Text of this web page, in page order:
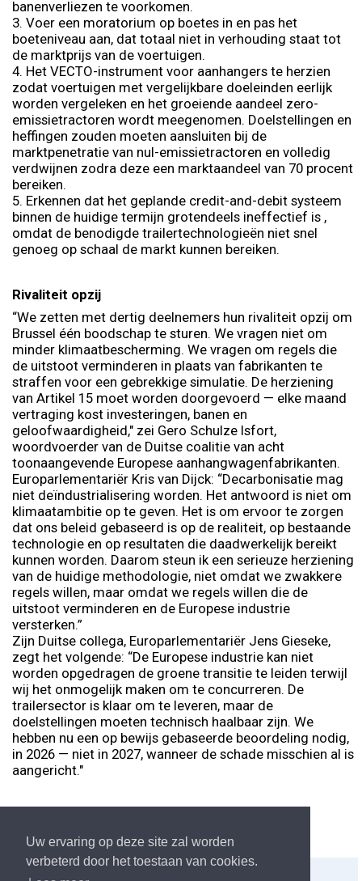
Uw ervaring op deze site zal worden
verbeterd door het toestaan van cookies.
banenverliezen te voorkomen.
3. Voer een moratorium op boetes in en pas het
boeteniveau aan, dat totaal niet in verhouding staat tot
de marktprijs van de voertuigen.
4. Het VECTO-instrument voor aanhangers te herzien
zodat voertuigen met vergelijkbare doeleinden eerlijk
worden vergeleken en het groeiende aandeel zero-
emissietractoren wordt meegenomen. Doelstellingen en
heffingen zouden moeten aansluiten bij de
marktpenetratie van nul-emissietractoren en volledig
verdwijnen zodra deze een marktaandeel van 70 procent
bereiken.
5. Erkennen dat het geplande credit-and-debit systeem
binnen de huidige termijn grotendeels ineffectief is ,
omdat de benodigde trailertechnologieën niet snel
genoeg op schaal de markt kunnen bereiken.
Rivaliteit opzij
“We zetten met dertig deelnemers hun rivaliteit opzij om
Brussel één boodschap te sturen. We vragen niet om
minder klimaatbescherming. We vragen om regels die
de uitstoot verminderen in plaats van fabrikanten te
straffen voor een gebrekkige simulatie. De herziening
van Artikel 15 moet worden doorgevoerd — elke maand
vertraging kost investeringen, banen en
geloofwaardigheid," zei Gero Schulze Isfort,
woordvoerder van de Duitse coalitie van acht
toonaangevende Europese aanhangwagenfabrikanten.
Europarlementariër Kris van Dijck: “Decarbonisatie mag
niet deïndustrialisering worden. Het antwoord is niet om
klimaatambitie op te geven. Het is om ervoor te zorgen
dat ons beleid gebaseerd is op de realiteit, op bestaande
technologie en op resultaten die daadwerkelijk bereikt
kunnen worden. Daarom steun ik een serieuze herziening
van de huidige methodologie, niet omdat we zwakkere
regels willen, maar omdat we regels willen die de
uitstoot verminderen en de Europese industrie
versterken.”
Zijn Duitse collega, Europarlementariër Jens Gieseke,
zegt het volgende: “De Europese industrie kan niet
worden opgedragen de groene transitie te leiden terwijl
wij het onmogelijk maken om te concurreren. De
trailersector is klaar om te leveren, maar de
doelstellingen moeten technisch haalbaar zijn. We
hebben nu een op bewijs gebaseerde beoordeling nodig,
in 2026 — niet in 2027, wanneer de schade misschien al is
aangericht."